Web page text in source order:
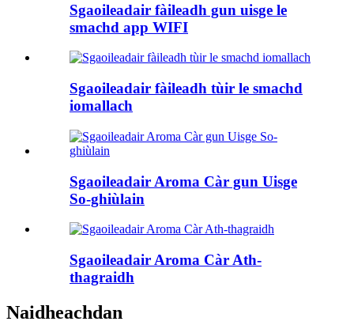
Sgaoileadair fàileadh gun uisge le
smachd app WIFI
Sgaoileadair fàileadh tùir le smachd
iomallach
Sgaoileadair Aroma Càr gun Uisge
So-ghiùlain
Sgaoileadair Aroma Càr Ath-
thagraidh
Naidheachdan